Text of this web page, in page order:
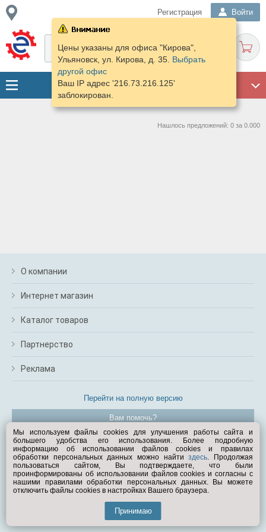
Регистрация Войти
Цены указаны для офиса "Кирова",
Ульяновск, ул. Кирова, д. 35. Выбрать
другой офис
Ваш IP адрес '216.73.216.125'
заблокирован.
Нашлось предложений: 0 за 0.000
О компании
Интернет магазин
Каталог товаров
Партнерство
Реклама
Перейти на полную версию
Вам помочь?
© Exist.ru 1998—2026
Мы используем файлы cookies для улучшения работы сайта и
большего удобства его использования. Более подробную
информацию об использовании файлов cookies и правилах
обработки персональных данных можно найтиздесь. Продолжая
пользоваться сайтом, Вы подтверждаете, что были
проинформированы об использовании файлов cookies и согласны с
нашими правилами обработки персональных данных. Вы можете
отключить файлы cookies в настройках Вашего браузера.
Принимаю